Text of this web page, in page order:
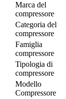
Marca del
compressore
Categoria del
compressore
Famiglia
compressore
Tipologia di
compressore
Modello
Compressore